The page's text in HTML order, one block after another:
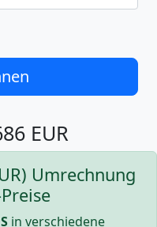
EUR
Umrechnung
in verschiedene